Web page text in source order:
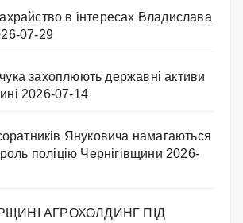
в інтересах Владислава
07-29
захоплюють державні активи
2026-07-14
Януковича намагаються
поліцію Чернігівщини 2026-
АГРОХОЛДИНГ ПІД